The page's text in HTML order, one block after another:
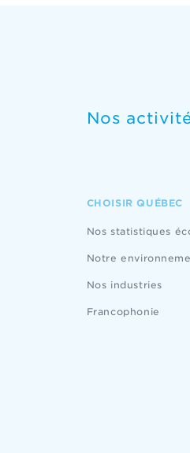
Nos
CHOISIR QUÉBEC
Nos statistiques
Notre
Nos industries
Francophonie